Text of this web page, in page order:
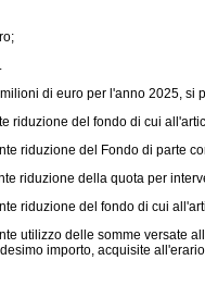
di euro per l'anno 2025, si
del fondo di cui
riduzione del Fondo di parte
riduzione della quota per
riduzione del fondo di cui
utilizzo delle somme versate
importo, acquisite